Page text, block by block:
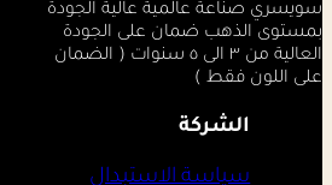
سويسري صناعة عالمية عالية الجودة
بمستوى الذهب ضمان على الجودة
العالية من ٣ الى ٥ سنوات ( الضمان
على اللون فقط )
الشركة
سياسة الاستبدال